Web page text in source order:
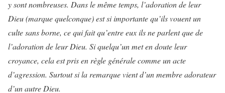
y sont nombreuses. Dans le même temps, l’adoration de leur
Dieu (marque quelconque) est si importante qu’ils vouent un
culte sans borne, ce qui fait qu’entre eux ils ne parlent que de
l’adoration de leur Dieu. Si quelqu’un met en doute leur
croyance, cela est pris en règle générale comme un acte
d’agression. Surtout si la remarque vient d’un membre adorateur
d’un autre Dieu.